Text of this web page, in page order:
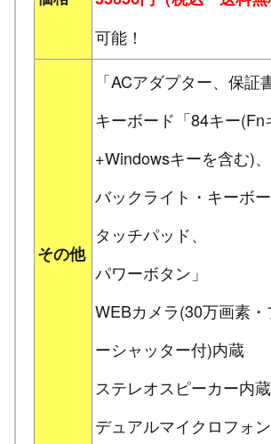
可能！
その他
「ACアダプター、保証
キーボード「84キー(Fn
+Windowsキーを含む)、
バックライト・キーボ
タッチパッド、
パワーボタン」
WEBカメラ(30万画素
ーシャッター付)内蔵
ステレオスピーカー内蔵
デュアルマイクロフォ